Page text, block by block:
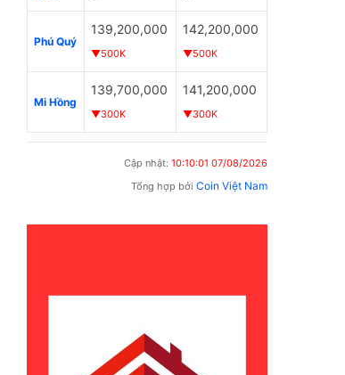
Phú Quý
139,200,000
▼500K
142,200,000
▼500K
Mi Hồng
139,700,000
▼300K
141,200,000
▼300K
Cập nhật: 10:10:01 07/08/2026
Tổng hợp bởi Coin Việt Nam